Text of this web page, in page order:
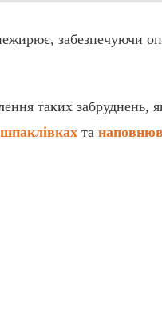
забезпечуючи
таких забруднень,
шпаклівках та